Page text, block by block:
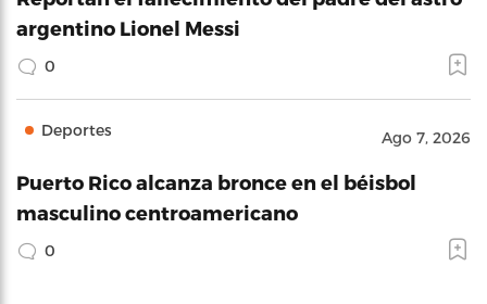
argentino Lionel Messi
0
Deportes Ago 7, 2026
Puerto Rico alcanza bronce en el béisbol
masculino centroamericano
0